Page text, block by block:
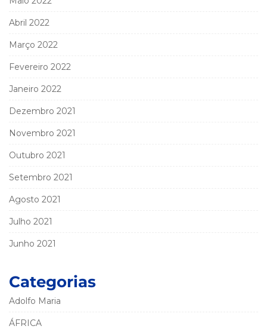
Abril 2022
Março 2022
Fevereiro 2022
Janeiro 2022
Dezembro 2021
Novembro 2021
Outubro 2021
Setembro 2021
Agosto 2021
Julho 2021
Junho 2021
Categorias
Adolfo Maria
ÁFRICA